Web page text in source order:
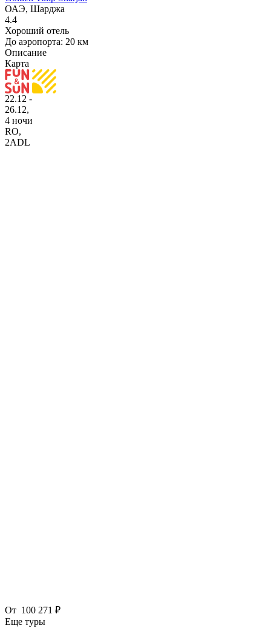
ОАЭ, Шарджа
4.4
Хороший отель
До аэропорта: 20 км
Описание
Карта
22.12 -
26.12,
4 ночи
RO,
2ADL
От 100 271 ₽
Еще туры